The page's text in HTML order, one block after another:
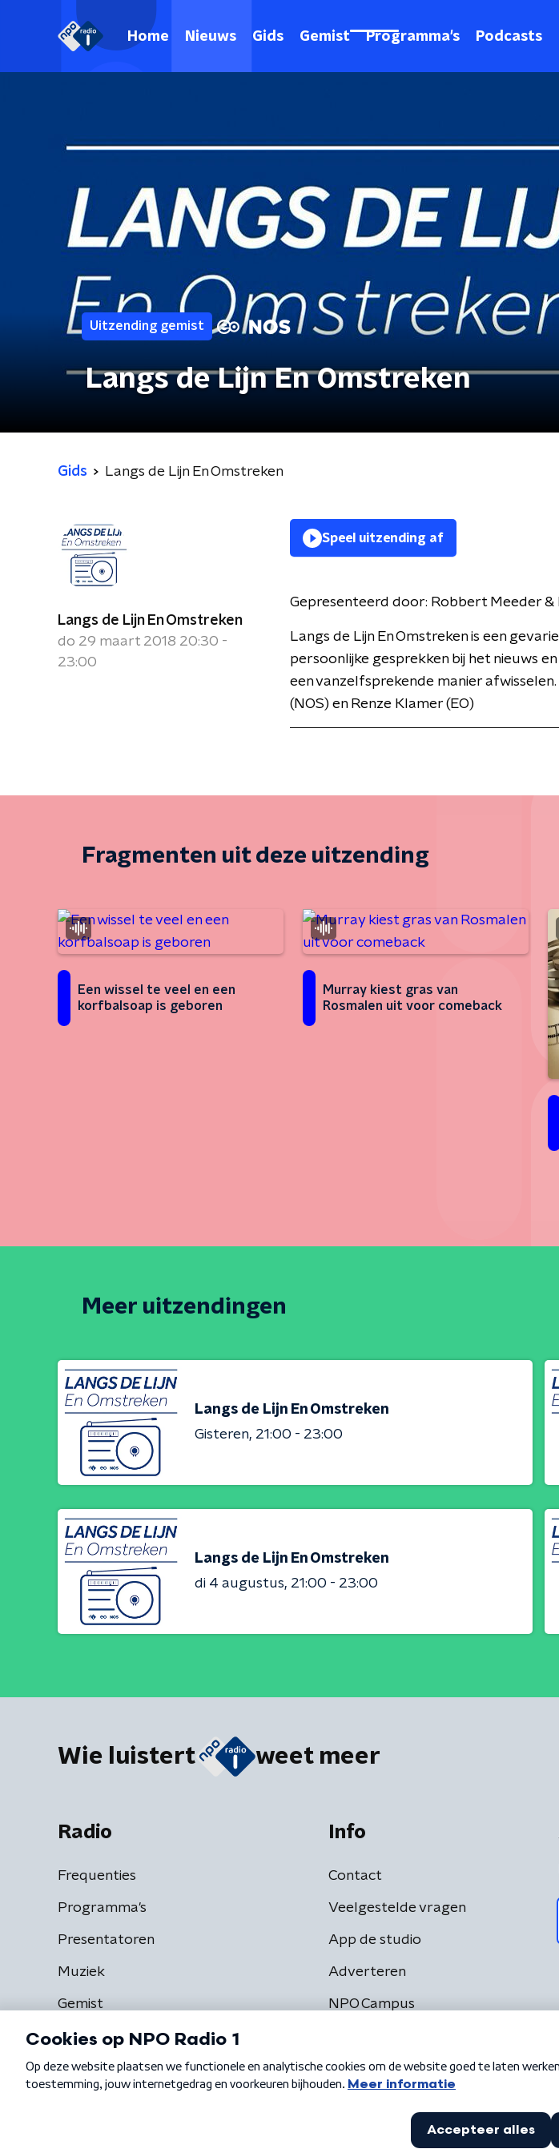
Home Nieuws Gids Gemist Programma's Podcasts
Uitzending gemist
Langs de Lijn En Omstreken
Gids Langs de Lijn En Omstreken
Langs de Lijn En Omstreken
do 29 maart 2018 20:30 -
23:00
Speel uitzending af
Gepresenteerd door: Robbert Meeder &
Langs de Lijn En Omstreken is een
persoonlijke gesprekken bij het nieuws
een vanzelfsprekende manier
(NOS) en Renze Klamer (EO)
Fragmenten uit deze uitzending
Een wissel te veel en een
korfbalsoap is geboren
Murray kiest gras van
Rosmalen uit voor comeback
Meer uitzendingen
Langs de Lijn En Omstreken
Gisteren 21:00 - 23:00
Langs de Lijn En Omstreken
di 4 augustus 21:00 - 23:00
Wie luistert weet meer
Radio
Frequenties
Programma's
Presentatoren
Muziek
Gemist
Info
Contact
Veelgestelde vragen
App de studio
Adverteren
NPO Campus
Algemene voorwaarden Privacybeleid